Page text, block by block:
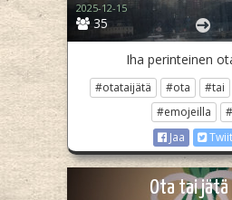
35
2025-12-15
Iha perinteinen
#otataijätä #ota #tai
#emojeilla
Jaa
Ota tai